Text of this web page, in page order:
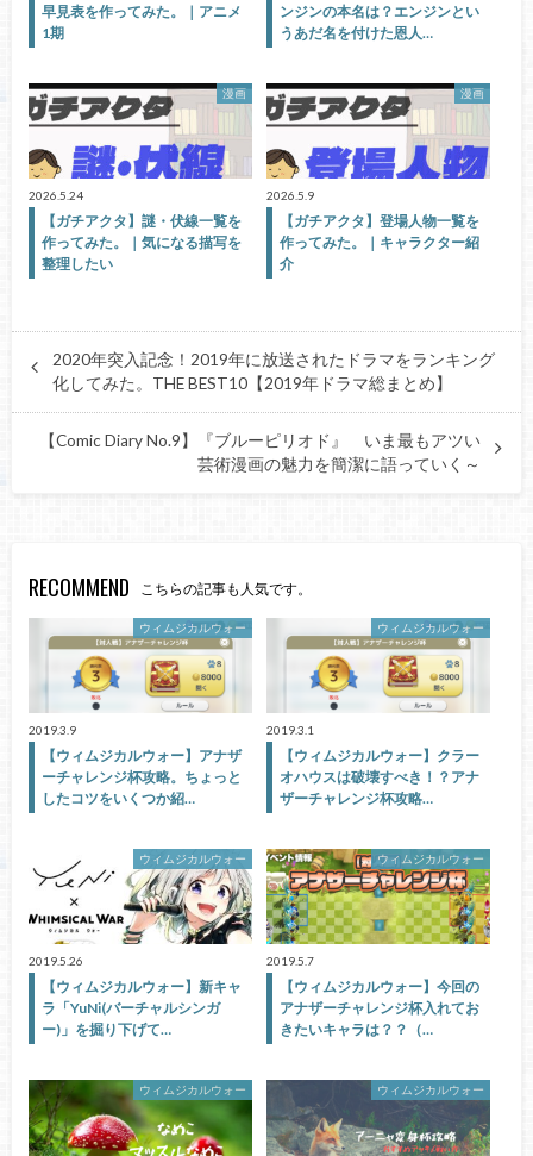
早見表を作ってみた。｜アニメ
1期
ンジンの本名は？エンジンとい
うあだ名を付けた恩人…
漫画
2026.5.24
【ガチアクタ】謎・伏線一覧を
作ってみた。｜気になる描写を
整理したい
漫画
2026.5.9
【ガチアクタ】登場人物一覧を
作ってみた。｜キャラクター紹
介
2020年突入記念！2019年に放送されたドラマをランキング
化してみた。THE BEST10【2019年ドラマ総まとめ】
【Comic Diary No.9】『ブルーピリオド』 いま最もアツい
芸術漫画の魅力を簡潔に語っていく～
RECOMMEND こちらの記事も人気です。
ウィムジカルウォー
2019.3.9
【ウィムジカルウォー】アナザ
ーチャレンジ杯攻略。ちょっと
したコツをいくつか紹…
ウィムジカルウォー
2019.3.1
【ウィムジカルウォー】クラー
オハウスは破壊すべき！？アナ
ザーチャレンジ杯攻略…
ウィムジカルウォー
2019.5.26
【ウィムジカルウォー】新キャ
ラ「YuNi(バーチャルシンガ
ー)」を掘り下げて…
ウィムジカルウォー
2019.5.7
【ウィムジカルウォー】今回の
アナザーチャレンジ杯入れてお
きたいキャラは？？（…
ウィムジカルウォー ウィムジカルウォー